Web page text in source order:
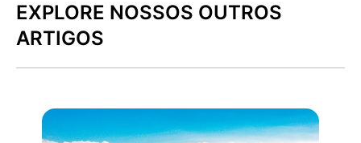
EXPLORE NOSSOS OUTROS
ARTIGOS